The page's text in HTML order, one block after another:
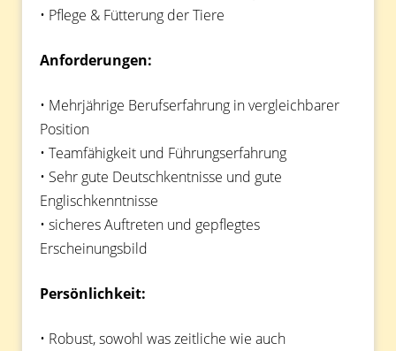
• Pflege & Fütterung der Tiere
Anforderungen:
• Mehrjährige Berufserfahrung in vergleichbarer
Position
• Teamfähigkeit und Führungserfahrung
• Sehr gute Deutschkentnisse und gute
Englischkenntnisse
• sicheres Auftreten und gepflegtes
Erscheinungsbild
Persönlichkeit:
• Robust, sowohl was zeitliche wie auch